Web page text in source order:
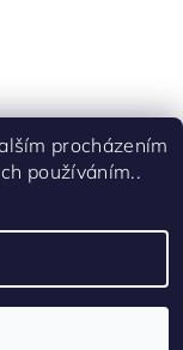
nastavení cookies
procházením
používáním..